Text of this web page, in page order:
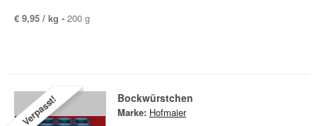
€ 9,95 / kg - 200 g
Verpasst! Bockwürstchen
Marke: Hofmaier